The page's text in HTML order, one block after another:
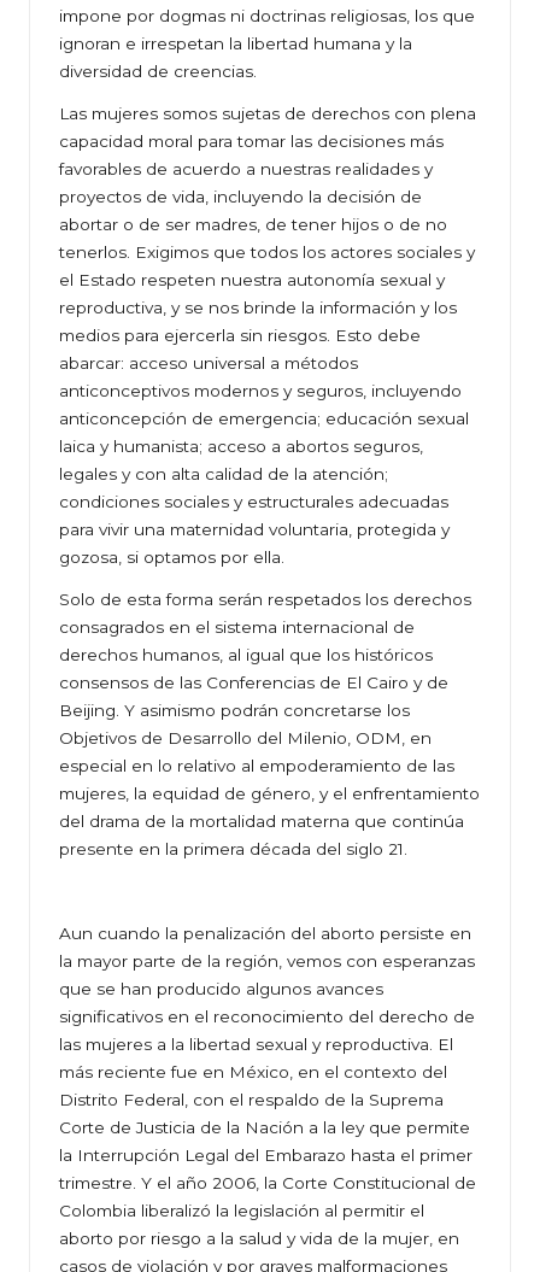
impone por dogmas ni doctrinas religiosas, los que
ignoran e irrespetan la libertad humana y la
diversidad de creencias.
Las mujeres somos sujetas de derechos con plena
capacidad moral para tomar las decisiones más
favorables de acuerdo a nuestras realidades y
proyectos de vida, incluyendo la decisión de
abortar o de ser madres, de tener hijos o de no
tenerlos. Exigimos que todos los actores sociales y
el Estado respeten nuestra autonomía sexual y
reproductiva, y se nos brinde la información y los
medios para ejercerla sin riesgos. Esto debe
abarcar: acceso universal a métodos
anticonceptivos modernos y seguros, incluyendo
anticoncepción de emergencia; educación sexual
laica y humanista; acceso a abortos seguros,
legales y con alta calidad de la atención;
condiciones sociales y estructurales adecuadas
para vivir una maternidad voluntaria, protegida y
gozosa, si optamos por ella.
Solo de esta forma serán respetados los derechos
consagrados en el sistema internacional de
derechos humanos, al igual que los históricos
consensos de las Conferencias de El Cairo y de
Beijing. Y asimismo podrán concretarse los
Objetivos de Desarrollo del Milenio, ODM, en
especial en lo relativo al empoderamiento de las
mujeres, la equidad de género, y el enfrentamiento
del drama de la mortalidad materna que continúa
presente en la primera década del siglo 21.
Aun cuando la penalización del aborto persiste en
la mayor parte de la región, vemos con esperanzas
que se han producido algunos avances
significativos en el reconocimiento del derecho de
las mujeres a la libertad sexual y reproductiva. El
más reciente fue en México, en el contexto del
Distrito Federal, con el respaldo de la Suprema
Corte de Justicia de la Nación a la ley que permite
la Interrupción Legal del Embarazo hasta el primer
trimestre. Y el año 2006, la Corte Constitucional de
Colombia liberalizó la legislación al permitir el
aborto por riesgo a la salud y vida de la mujer, en
casos de violación y por graves malformaciones